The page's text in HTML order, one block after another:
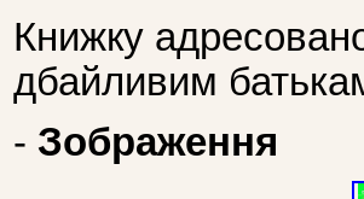
Книжку
дбайливим
- Зображення